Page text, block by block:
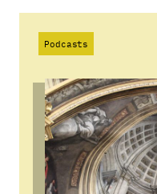
Podcasts